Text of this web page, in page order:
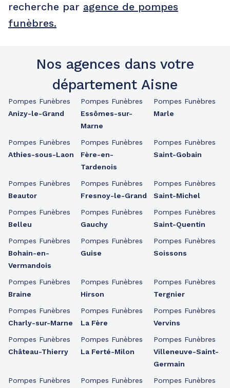
recherche par agence de pompes
funèbres.
Nos agences dans votre
département Aisne
Pompes Funèbres
Anizy-le-Grand
Pompes Funèbres
Athies-sous-Laon
Pompes Funèbres
Beautor
Pompes Funèbres
Belleu
Pompes Funèbres
Bohain-en-
Vermandois
Pompes Funèbres
Braine
Pompes Funèbres
Charly-sur-Marne
Pompes Funèbres
Château-Thierry
Pompes Funèbres
Pompes Funèbres
Essômes-sur-
Marne
Pompes Funèbres
Fère-en-
Tardenois
Pompes Funèbres
Fresnoy-le-Grand
Pompes Funèbres
Gauchy
Pompes Funèbres
Guise
Pompes Funèbres
Hirson
Pompes Funèbres
La Fère
Pompes Funèbres
La Ferté-Milon
Pompes Funèbres
Pompes Funèbres
Marle
Pompes Funèbres
Saint-Gobain
Pompes Funèbres
Saint-Michel
Pompes Funèbres
Saint-Quentin
Pompes Funèbres
Soissons
Pompes Funèbres
Tergnier
Pompes Funèbres
Vervins
Pompes Funèbres
Villeneuve-Saint-
Germain
Pompes Funèbres